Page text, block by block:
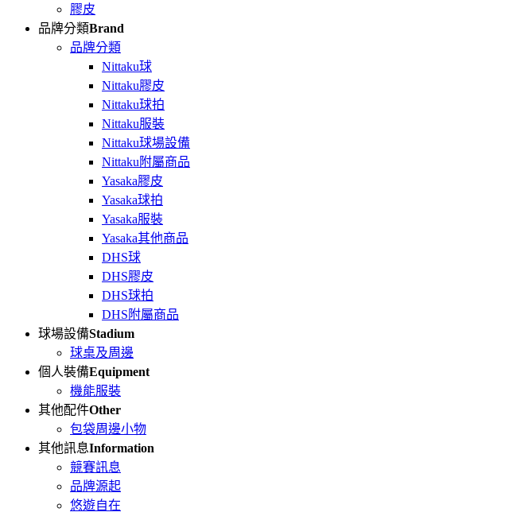
膠皮
品牌分類Brand
品牌分類
Nittaku球
Nittaku膠皮
Nittaku球拍
Nittaku服裝
Nittaku球場設備
Nittaku附屬商品
Yasaka膠皮
Yasaka球拍
Yasaka服裝
Yasaka其他商品
DHS球
DHS膠皮
DHS球拍
DHS附屬商品
球場設備Stadium
球桌及周邊
個人裝備Equipment
機能服裝
其他配件Other
包袋周邊小物
其他訊息Information
競賽訊息
品牌源起
悠遊自在